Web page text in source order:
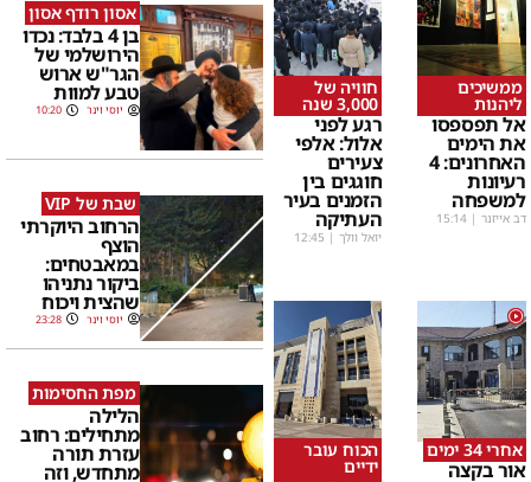
ממשיכים
ליהנות
אל תפספסו
את הימים
האחרונים: 4
רעיונות
למשפחה
דב אייזנר |
15:14
חוויה של
3,000 שנה
רגע לפני
אלול: אלפי
צעירים
חוגגים בין
הזמנים בעיר
העתיקה
יואל וולך |
12:45
1
אחרי 34 ימים
אור בקצה
הכוח עובר
ידיים
אסון רודף אסון
בן 4 בלבד: נכדו
הירושלמי של
הגר"ש ארוש
טבע למוות
יוסי וינר 10:20
שבת של VIP
הרחוב היוקרתי
הוצף
במאבטחים:
ביקור נתניהו
שהצית ויכוח
יוסי וינר 23:28
מפת החסימות
הלילה
מתחילים: רחוב
עזרת תורה
מתחדש, וזה